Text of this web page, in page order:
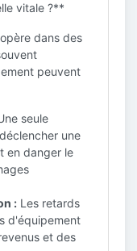
vitale ?**
dans des
peuvent
seule
une
en danger le
: Les retards
d'équipement
et des